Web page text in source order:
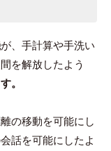
が、手計算や手洗い
を解放したよう
。
の移動を可能にし
話を可能にしたよ